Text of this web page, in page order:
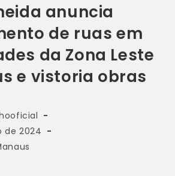
anuncia
de ruas em
da Zona Leste
e vistoria obras
de 2024